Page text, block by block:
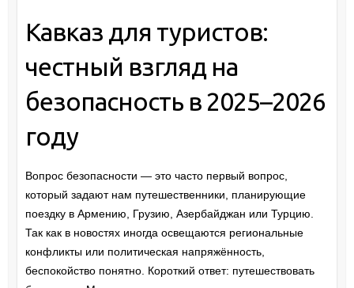
Кавказ для туристов:
честный взгляд на
безопасность в 2025–2026
году
Вопрос безопасности — это часто первый вопрос,
который задают нам путешественники, планирующие
поездку в Армению, Грузию, Азербайджан или Турцию.
Так как в новостях иногда освещаются региональные
конфликты или политическая напряжённость,
беспокойство понятно. Короткий ответ: путешествовать